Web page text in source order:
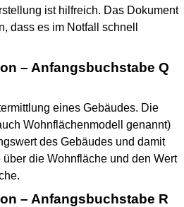
ist hilfreich. Das Dokument
dass es im Notfall schnell
– Anfangsbuchstabe Q
eines Gebäudes. Die
Wohnflächenmodell genannt)
des Gebäudes und damit
die Wohnfläche und den Wert
– Anfangsbuchstabe R